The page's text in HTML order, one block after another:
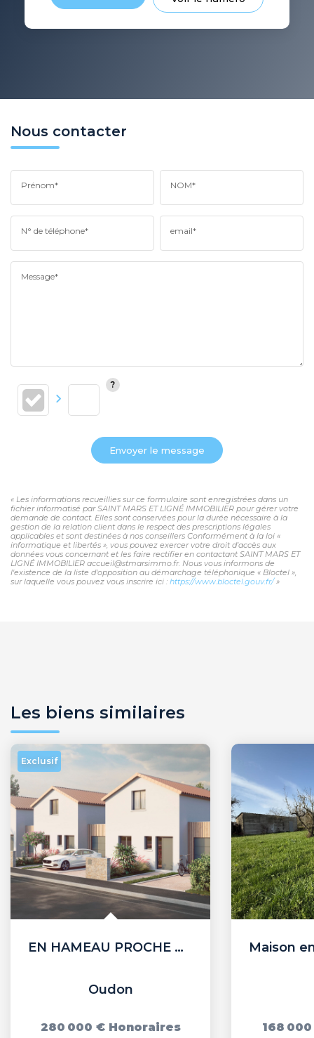
Nous contacter
Prénom* NOM*
N° de téléphone* email*
Message*
Envoyer le message
« Les informations recueillies sur ce formulaire sont enregistrées dans un
fichier informatisé par SAINT MARS ET LIGNÉ IMMOBILIER pour gérer votre
demande de contact. Elles sont conservées pour la durée nécessaire à la
gestion de la relation client dans le respect des prescriptions légales
applicables et sont destinées à nos conseillers Conformément à la loi «
informatique et libertés », vous pouvez exercer votre droit d'accès aux
données vous concernant et les faire rectifier en contactant SAINT MARS ET
LIGNÉ IMMOBILIER accueil@stmarsimmo.fr. Nous vous informons de
l'existence de la liste d'opposition au démarchage téléphonique « Bloctel »,
sur laquelle vous pouvez vous inscrire ici : https://www.bloctel.gouv.fr/»
Les biens similaires
Exclusif
EN HAMEAU PROCHE BOURG
Oudon
280 000 € Honoraires
168